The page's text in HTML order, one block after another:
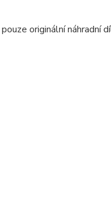
originální náhradní